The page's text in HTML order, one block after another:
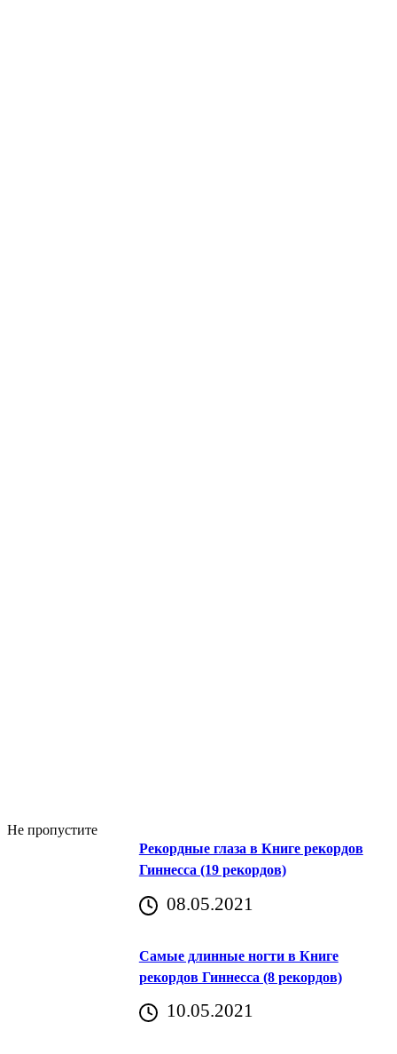
Не пропустите
Рекордные глаза в Книге рекордов
Гиннесса (19 рекордов)
08.05.2021
Самые длинные ногти в Книге
рекордов Гиннесса (8 рекордов)
10.05.2021